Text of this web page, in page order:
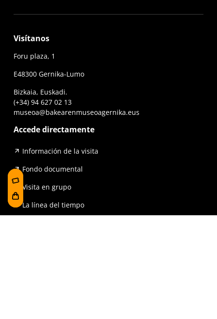
Visítanos
Foru plaza, 1
E48300 Gernika-Lumo
Bizkaia, Euskadi.
(+34) 94 627 02 13
museoa@bakearenmuseoagernika.eus
Accede directamente
Información de la visita
Fondo documental
Visita en grupo
La línea del tiempo